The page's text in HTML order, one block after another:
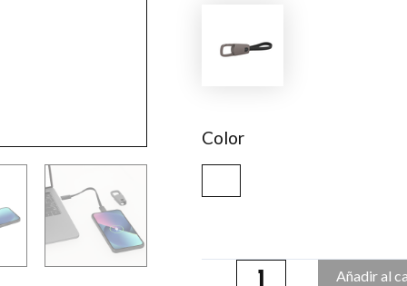
Color
Cargador
Añadir al